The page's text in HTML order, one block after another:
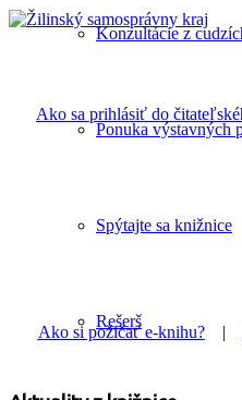
Konzultácie z
Ponuka výstavných
Spýtajte sa knižnice
Rešerš
Ako sa prihlásiť do
Ako si požičať e-knihu?|